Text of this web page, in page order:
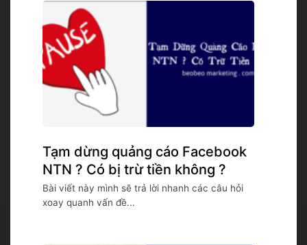
Tạm dừng quảng cáo Facebook
NTN ? Có bị trừ tiền không ?
Bài viết này mình sẽ trả lời nhanh các câu hỏi
xoay quanh vấn đề...